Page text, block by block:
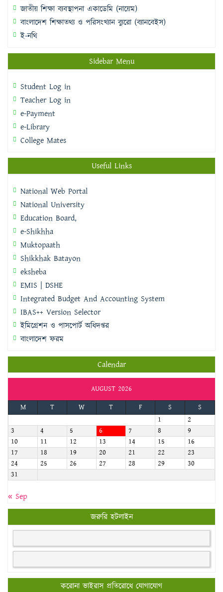
জাতীয় শিক্ষা ব্যবস্থাপনা একাডেমি (নায়েম)
বাংলাদেশ শিক্ষাতথ্য ও পরিসংখ্যান ব্যুরো (ব্যানবেইস)
ই-নথি
Sidebar Menu
Student Log in
Teacher Log in
e-Payment
e-Library
College Mates
Useful Links
National Web Portal
National University
Education Board,
e-Shikhha
Muktopaath
Shikkhak Batayon
eksheba
EMIS | DSHE
Integrated Budget And Accounting System
IBAS++ Version Selector
ইমিগ্রেশন ও পাসপোর্ট অধিদপ্তর
বাংলাদেশ ফরম
Calendar
AUGUST 2026
M
T W T F S
S
1
2
3
4 5 6 7 8
9
10
11 12 13 14 15
16
17
18 19 20 21 22
23
24
25 26 27 28 29
30
31
« Sep
জরুরি হটলাইন
করোনা ভাইরাস প্রতিরোধে যোগাযোগ